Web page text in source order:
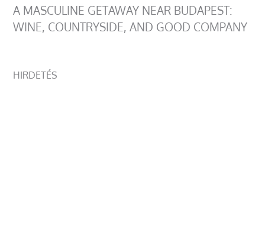
A MASCULINE GETAWAY NEAR BUDAPEST:
WINE, COUNTRYSIDE, AND GOOD COMPANY
HIRDETÉS